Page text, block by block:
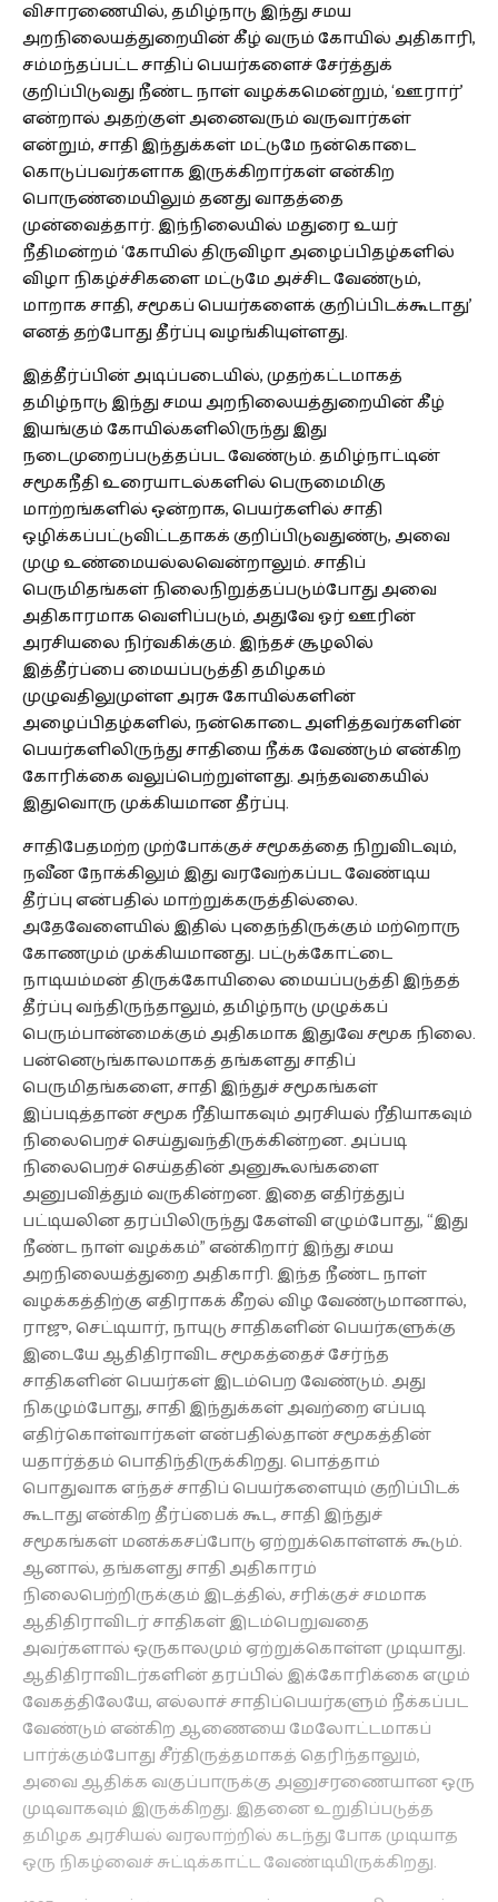
விசாரணையில், தமிழ்நாடு இந்து சமய
அறநிலையத்துறையின் கீழ் வரும் கோயில் அதிகாரி,
சம்மந்தப்பட்ட சாதிப் பெயர்களைச் சேர்த்துக்
குறிப்பிடுவது நீண்ட நாள் வழக்கமென்றும், ‘ஊரார்’
என்றால் அதற்குள் அனைவரும் வருவார்கள்
என்றும், சாதி இந்துக்கள் மட்டுமே நன்கொடை
கொடுப்பவர்களாக இருக்கிறார்கள் என்கிற
பொருண்மையிலும் தனது வாதத்தை
முன்வைத்தார். இந்நிலையில் மதுரை உயர்
நீதிமன்றம் ‘கோயில் திருவிழா அழைப்பிதழ்களில்
விழா நிகழ்ச்சிகளை மட்டுமே அச்சிட வேண்டும்,
மாறாக சாதி, சமூகப் பெயர்களைக் குறிப்பிடக்கூடாது’
எனத் தற்போது தீர்ப்பு வழங்கியுள்ளது.
இத்தீர்ப்பின் அடிப்படையில், முதற்கட்டமாகத்
தமிழ்நாடு இந்து சமய அறநிலையத்துறையின் கீழ்
இயங்கும் கோயில்களிலிருந்து இது
நடைமுறைப்படுத்தப்பட வேண்டும். தமிழ்நாட்டின்
சமூகநீதி உரையாடல்களில் பெருமைமிகு
மாற்றங்களில் ஒன்றாக, பெயர்களில் சாதி
ஒழிக்கப்பட்டுவிட்டதாகக் குறிப்பிடுவதுண்டு, அவை
முழு உண்மையல்லவென்றாலும். சாதிப்
பெருமிதங்கள் நிலைநிறுத்தப்படும்போது அவை
அதிகாரமாக வெளிப்படும், அதுவே ஓர் ஊரின்
அரசியலை நிர்வகிக்கும். இந்தச் சூழலில்
இத்தீர்ப்பை மையப்படுத்தி தமிழகம்
முழுவதிலுமுள்ள அரசு கோயில்களின்
அழைப்பிதழ்களில், நன்கொடை அளித்தவர்களின்
பெயர்களிலிருந்து சாதியை நீக்க வேண்டும் என்கிற
கோரிக்கை வலுப்பெற்றுள்ளது. அந்தவகையில்
இதுவொரு முக்கியமான தீர்ப்பு.
சாதிபேதமற்ற முற்போக்குச் சமூகத்தை நிறுவிடவும்,
நவீன நோக்கிலும் இது வரவேற்கப்பட வேண்டிய
தீர்ப்பு என்பதில் மாற்றுக்கருத்தில்லை.
அதேவேளையில் இதில் புதைந்திருக்கும் மற்றொரு
கோணமும் முக்கியமானது. பட்டுக்கோட்டை
நாடியம்மன் திருக்கோயிலை மையப்படுத்தி இந்தத்
தீர்ப்பு வந்திருந்தாலும், தமிழ்நாடு முழுக்கப்
பெரும்பான்மைக்கும் அதிகமாக இதுவே சமூக நிலை.
பன்னெடுங்காலமாகத் தங்களது சாதிப்
பெருமிதங்களை, சாதி இந்துச் சமூகங்கள்
இப்படித்தான் சமூக ரீதியாகவும் அரசியல் ரீதியாகவும்
நிலைபெறச் செய்துவந்திருக்கின்றன. அப்படி
நிலைபெறச் செய்ததின் அனுகூலங்களை
அனுபவித்தும் வருகின்றன. இதை எதிர்த்துப்
பட்டியலின தரப்பிலிருந்து கேள்வி எழும்போது, “இது
நீண்ட நாள் வழக்கம்” என்கிறார் இந்து சமய
அறநிலையத்துறை அதிகாரி. இந்த நீண்ட நாள்
வழக்கத்திற்கு எதிராகக் கீறல் விழ வேண்டுமானால்,
ராஜு, செட்டியார், நாயுடு சாதிகளின் பெயர்களுக்கு
இடையே ஆதிதிராவிட சமூகத்தைச் சேர்ந்த
சாதிகளின் பெயர்கள் இடம்பெற வேண்டும். அது
நிகழும்போது, சாதி இந்துக்கள் அவற்றை எப்படி
எதிர்கொள்வார்கள் என்பதில்தான் சமூகத்தின்
யதார்த்தம் பொதிந்திருக்கிறது. பொத்தாம்
பொதுவாக எந்தச் சாதிப் பெயர்களையும் குறிப்பிடக்
கூடாது என்கிற தீர்ப்பைக் கூட, சாதி இந்துச்
சமூகங்கள் மனக்கசப்போடு ஏற்றுக்கொள்ளக் கூடும்.
ஆனால், தங்களது சாதி அதிகாரம்
நிலைபெற்றிருக்கும் இடத்தில், சரிக்குச் சமமாக
ஆதிதிராவிடர் சாதிகள் இடம்பெறுவதை
அவர்களால் ஒருகாலமும் ஏற்றுக்கொள்ள முடியாது.
ஆதிதிராவிடர்களின் தரப்பில் இக்கோரிக்கை எழும்
வேகத்திலேயே, எல்லாச் சாதிப்பெயர்களும் நீக்கப்பட
வேண்டும் என்கிற ஆணையை மேலோட்டமாகப்
பார்க்கும்போது சீர்திருத்தமாகத் தெரிந்தாலும்,
அவை ஆதிக்க வகுப்பாருக்கு அனுசரணையான ஒரு
முடிவாகவும் இருக்கிறது. இதனை உறுதிப்படுத்த
தமிழக அரசியல் வரலாற்றில் கடந்து போக முடியாத
ஒரு நிகழ்வைச் சுட்டிக்காட்ட வேண்டியிருக்கிறது.